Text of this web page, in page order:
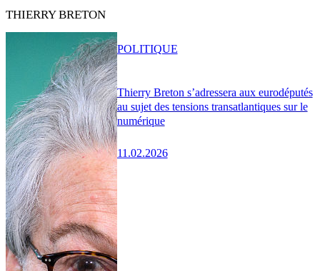
THIERRY BRETON
Thierry Breton s’adressera aux eurodéputés
au sujet des tensions transatlantiques sur le
numérique
11.02.2026
POLITIQUE